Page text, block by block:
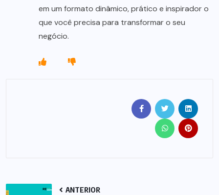
em um formato dinâmico, prático e inspirador o
que você precisa para transformar o seu
negócio.
ANTERIOR